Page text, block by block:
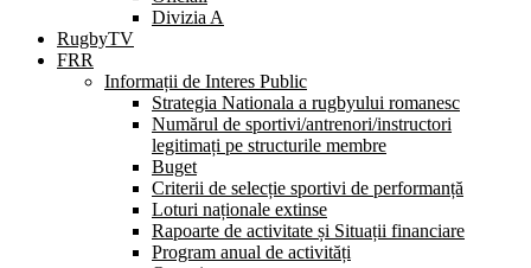
Divizia A
RugbyTV
FRR
Informații de Interes Public
Strategia Nationala a rugbyului romanesc
Numărul de sportivi/antrenori/instructori
legitimați pe structurile membre
Buget
Criterii de selecție sportivi de performanță
Loturi naționale extinse
Rapoarte de activitate și Situații financiare
Program anual de activități